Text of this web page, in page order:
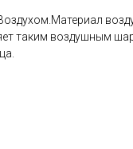
таким воздушным